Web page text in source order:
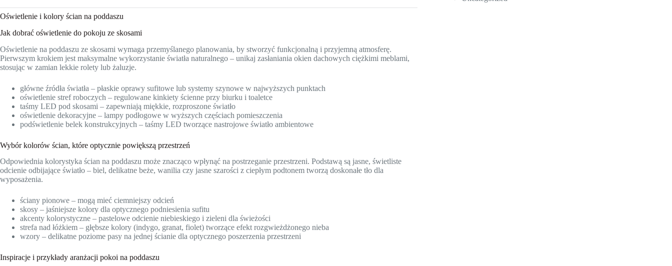
Oświetlenie i kolory ścian na poddaszu
Jak dobrać oświetlenie do pokoju ze skosami
Oświetlenie na poddaszu ze skosami wymaga przemyślanego planowania, by stworzyć funkcjonalną i przyjemną atmosferę.
Pierwszym krokiem jest maksymalne wykorzystanie światła naturalnego – unikaj zasłaniania okien dachowych ciężkimi meblami,
stosując w zamian lekkie rolety lub żaluzje.
główne źródła światła – płaskie oprawy sufitowe lub systemy szynowe w najwyższych punktach
oświetlenie stref roboczych – regulowane kinkiety ścienne przy biurku i toaletce
taśmy LED pod skosami – zapewniają miękkie, rozproszone światło
oświetlenie dekoracyjne – lampy podłogowe w wyższych częściach pomieszczenia
podświetlenie belek konstrukcyjnych – taśmy LED tworzące nastrojowe światło ambientowe
Wybór kolorów ścian, które optycznie powiększą przestrzeń
Odpowiednia kolorystyka ścian na poddaszu może znacząco wpłynąć na postrzeganie przestrzeni. Podstawą są jasne, świetliste
odcienie odbijające światło – biel, delikatne beże, wanilia czy jasne szarości z ciepłym podtonem tworzą doskonałe tło dla
wyposażenia.
ściany pionowe – mogą mieć ciemniejszy odcień
skosy – jaśniejsze kolory dla optycznego podniesienia sufitu
akcenty kolorystyczne – pastelowe odcienie niebieskiego i zieleni dla świeżości
strefa nad łóżkiem – głębsze kolory (indygo, granat, fiolet) tworzące efekt rozgwieżdżonego nieba
wzory – delikatne poziome pasy na jednej ścianie dla optycznego poszerzenia przestrzeni
Inspiracje i przykłady aranżacji pokoi na poddaszu